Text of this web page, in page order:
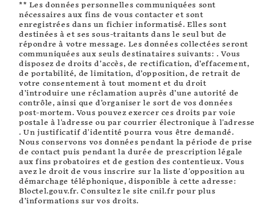
** Les données personnelles communiquées sont
nécessaires aux fins de vous contacter et sont
enregistrées dans un fichier informatisé. Elles sont
destinées à et ses sous-traitants dans le seul but de
répondre à votre message. Les données collectées seront
communiquées aux seuls destinataires suivants: . Vous
disposez de droits d’accès, de rectification, d’effacement,
de portabilité, de limitation, d’opposition, de retrait de
votre consentement à tout moment et du droit
d’introduire une réclamation auprès d’une autorité de
contrôle, ainsi que d’organiser le sort de vos données
post-mortem. Vous pouvez exercer ces droits par voie
postale à l'adresse ou par courrier électronique à l'adresse
. Un justificatif d'identité pourra vous être demandé.
Nous conservons vos données pendant la période de prise
de contact puis pendant la durée de prescription légale
aux fins probatoires et de gestion des contentieux. Vous
avez le droit de vous inscrire sur la liste d'opposition au
démarchage téléphonique, disponible à cette adresse:
Bloctel.gouv.fr. Consultez le site cnil.fr pour plus
d’informations sur vos droits.